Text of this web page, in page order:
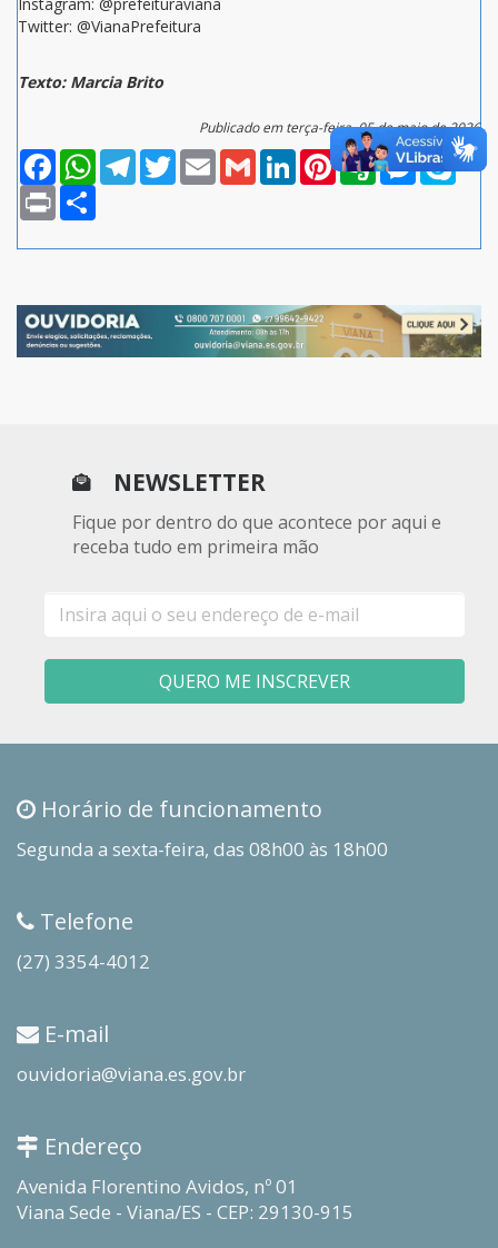
Twitter: @VianaPrefeitura
Texto: Marcia Brito
Publicado em terça-feira, 05 de maio de 2026
FacebookWhatsAppTelegramTwitterEmail Gmail LinkedInPinterestEvernoteMessenger
Skype
Print
NEWSLETTER
Fique por dentro do que acontece por aqui e
receba tudo em primeira mão
mail
QUERO ME INSCREVER
Horário de funcionamento
Segunda a sexta-feira, das 08h00 às 18h00
Telefone
(27) 3354-4012
E-mail
ouvidoria@viana.es.gov.br
Endereço
Avenida Florentino Avidos, nº 01
Viana Sede - Viana/ES - CEP: 29130-915